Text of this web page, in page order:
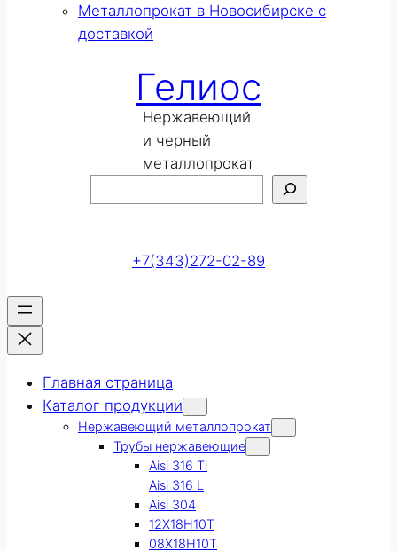
Металлопрокат в Новосибирске с
доставкой
Гелиос
Нержавеющий
и черный
металлопрокат
+7(343)272-02-89
Главная страница
Каталог продукции
Нержавеющий металлопрокат
Трубы нержавеющие
Aisi 316 Ti
Aisi 316 L
Aisi 304
12Х18Н10Т
08Х18Н10Т